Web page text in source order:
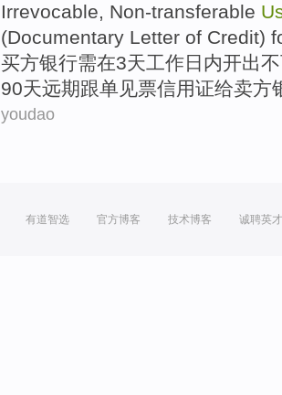
Irrevocable, Non-transferable
(Documentary Letter of Credit)
买方银行需在3天工作日内开出
90天远期跟单见票信用证给卖方
youdao
有道智选 官方博客 技术博客 诚聘英才